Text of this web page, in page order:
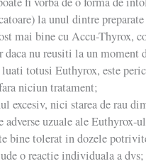
la unul dintre
mai bine cu Accu-Thyrox,
daca nu reusiti la un moment
totusi Euthyrox, este
niciun tratament;
excesiv, nici starea de rau
adverse uzuale ale Euthyrox-
bine tolerat in dozele
o reactie individuala a dvs;